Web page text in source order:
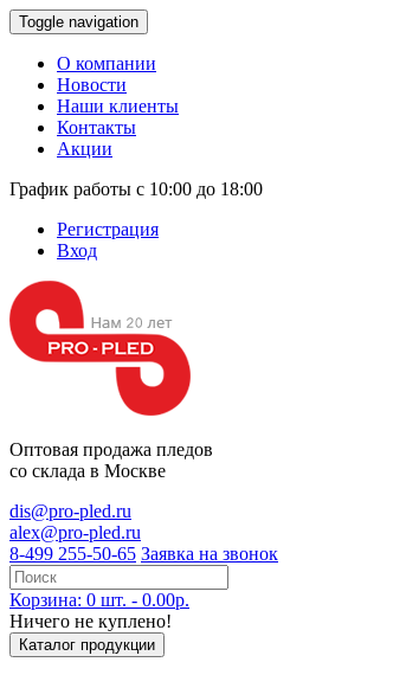
Toggle navigation
О компании
Новости
Наши клиенты
Контакты
Акции
График работы с 10:00 до 18:00
Регистрация
Вход
Оптовая продажа пледов
со склада в Москве
dis@pro-pled.ru
alex@pro-pled.ru
8-499 255-50-65 Заявка на звонок
Корзина: 0 шт. - 0.00р.
Ничего не куплено!
Каталог продукции